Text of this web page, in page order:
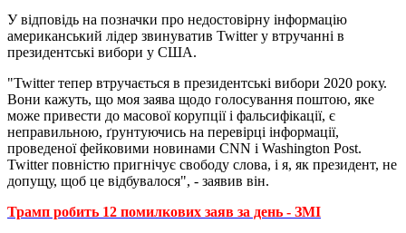
У відповідь на позначки про недостовірну інформацію
американський лідер звинуватив Twitter у втручанні в
президентські вибори у США.
"Twitter тепер втручається в президентські вибори 2020 року.
Вони кажуть, що моя заява щодо голосування поштою, яке
може привести до масової корупції і фальсифікації, є
неправильною, ґрунтуючись на перевірці інформації,
проведеної фейковими новинами CNN і Washington Post.
Twitter повністю пригнічує свободу слова, і я, як президент, не
допущу, щоб це відбувалося", - заявив він.
Трамп робить 12 помилкових заяв за день - ЗМІ